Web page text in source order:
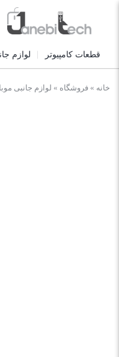
قطعات کامپیوتر لوازم
خانه » فروشگاه » لوازم جانبی